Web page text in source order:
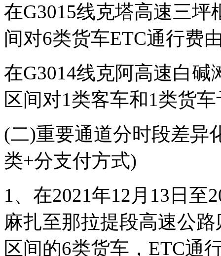
在G3015线克塔高速三
间对6类货车ETC通行费
在G3014线克阿高速白
区间对1类客车和1类货
(二)重要通道分时段差异
类+分支付方式)
1、在2021年12月13日至
麻扎至那拉提段高速公
区间的6类货车，ETC通